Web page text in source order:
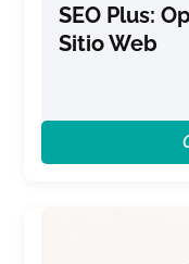
SEO Plus:
Sitio Web